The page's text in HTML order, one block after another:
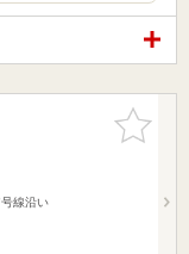
お気に入
りに追加
線沿い